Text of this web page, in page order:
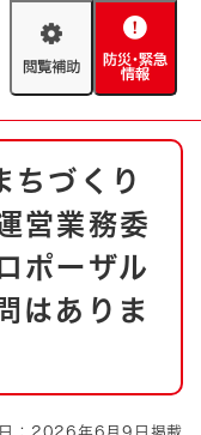
閲
助
防
緊
情
報
急・消防
設置箇所
づくり
営業務委
ポーザル
はありま